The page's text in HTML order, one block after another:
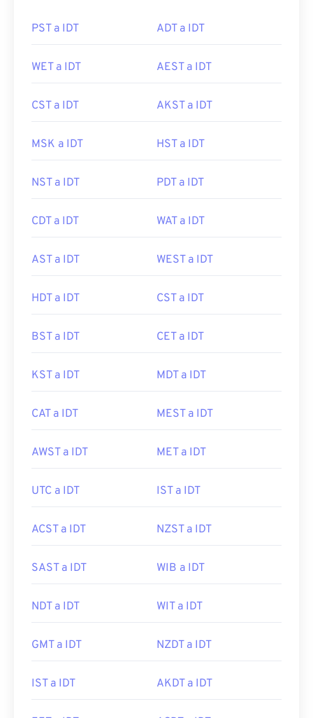
PST a IDT ADT a IDT
WET a IDT AEST a IDT
CST a IDT AKST a IDT
MSK a IDT HST a IDT
NST a IDT PDT a IDT
CDT a IDT WAT a IDT
AST a IDT WEST a IDT
HDT a IDT CST a IDT
BST a IDT CET a IDT
KST a IDT MDT a IDT
CAT a IDT MEST a IDT
AWST a IDT MET a IDT
UTC a IDT IST a IDT
ACST a IDT NZST a IDT
SAST a IDT WIB a IDT
NDT a IDT WIT a IDT
GMT a IDT NZDT a IDT
IST a IDT AKDT a IDT